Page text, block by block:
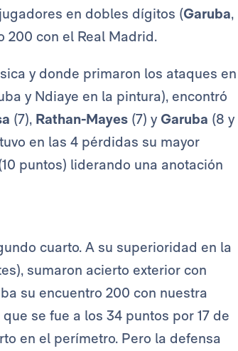
en dobles dígitos (Garuba,
200 con el Real Madrid.
y donde primaron los ataques en
y Ndiaye en la pintura), encontró
(7), Rathan-Mayes (7) y Garuba (8 y
en las 4 pérdidas su mayor
puntos) liderando una anotación
cuarto. A su superioridad en la
sumaron acierto exterior con
su encuentro 200 con nuestra
se fue a los 34 puntos por 17 de
en el perímetro. Pero la defensa